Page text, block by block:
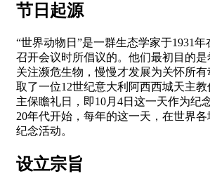
节日起源
“世界动物日”是一群生态学家于1931
召开会议时所倡议的。他们最初目的是
关注濒危生物，慢慢才发展为关怀所
取了一位12世纪意大利阿西西城天主
主保瞻礼日，即10月4日这一天作为纪
20年代开始，每年的这一天，在世界
纪念活动。
设立宗旨